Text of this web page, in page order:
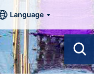
Language